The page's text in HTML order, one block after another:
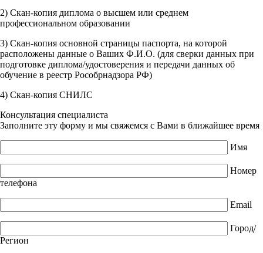
2) Скан-копия диплома о высшем или среднем
профессиональном образовании
3) Скан-копия основной страницы паспорта, на которой
расположены данные о Ваших Ф.И.О. (для сверки данных при
подготовке диплома/удостоверения и передачи данных об
обучение в реестр Рособрнадзора РФ)
4) Скан-копия СНИЛС
Консультация специалиста
Заполните эту форму и мы свяжемся с Вами в ближайшее время
Имя
Номер
телефона
Email
Город/
Регион